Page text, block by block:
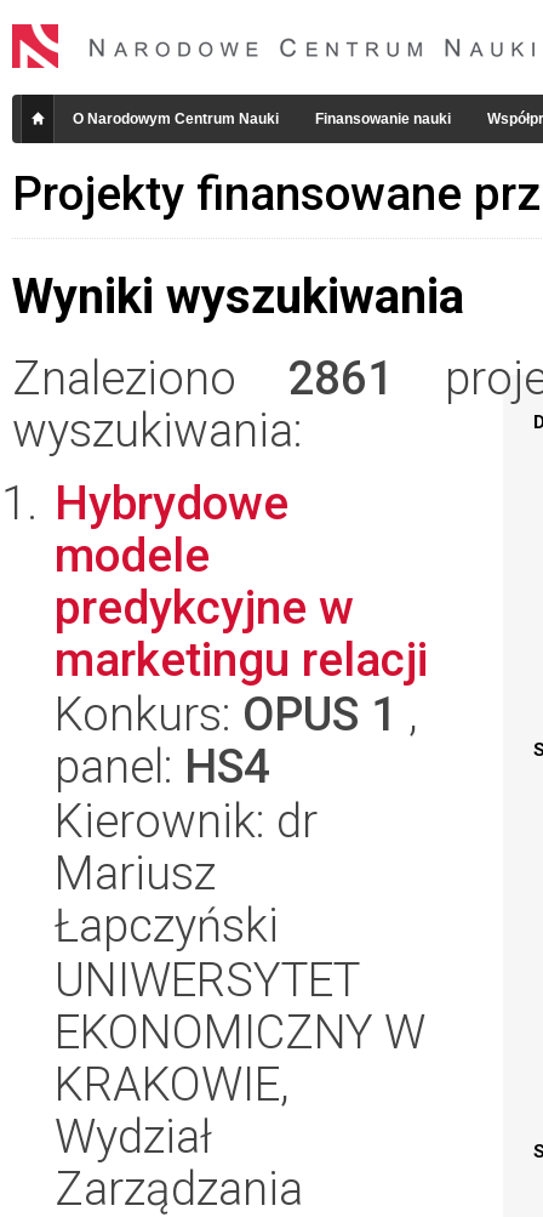
O Narodowym Centrum Nauki Finansowanie nauki
Projekty finansowane
Wyniki wyszukiwania
Znaleziono 2861
wyszukiwania:
Hybrydowe
modele
predykcyjne w
marketingu relacji
Konkurs: OPUS 1 ,
panel: HS4
Kierownik: dr
Mariusz
Łapczyński
UNIWERSYTET
EKONOMICZNY W
KRAKOWIE,
Wydział
Zarządzania